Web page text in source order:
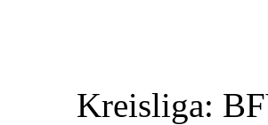
Kreisliga: